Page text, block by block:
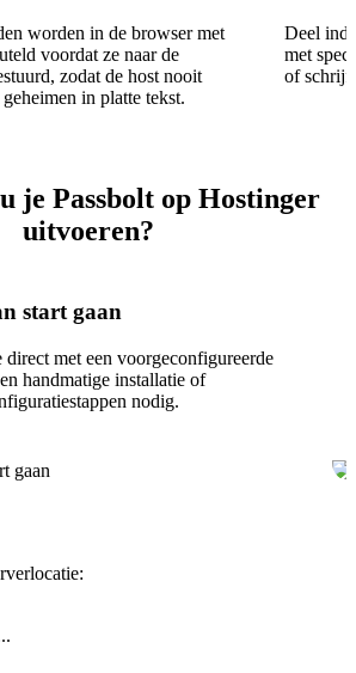
worden in de browser met
voordat ze naar de
zodat de host nooit
in platte tekst.
Deel
met
of
je Passbolt op Hostinger
uitvoeren?
start gaan
direct met een voorgeconfigureerde
handmatige installatie of
nodig.